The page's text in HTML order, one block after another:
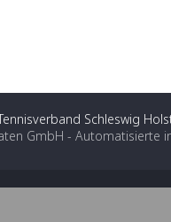
Schleswig
GmbH - Automatisierte